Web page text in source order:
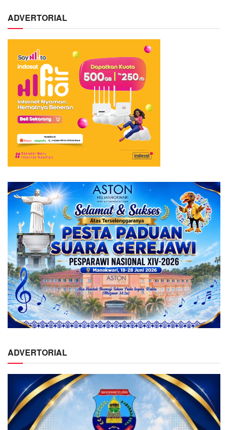
ADVERTORIAL
ADVERTORIAL